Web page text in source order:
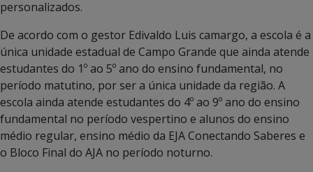
personalizados.
De acordo com o gestor Edivaldo Luis camargo, a escola é a
única unidade estadual de Campo Grande que ainda atende
estudantes do 1º ao 5º ano do ensino fundamental, no
período matutino, por ser a única unidade da região. A
escola ainda atende estudantes do 4º ao 9º ano do ensino
fundamental no período vespertino e alunos do ensino
médio regular, ensino médio da EJA Conectando Saberes e
o Bloco Final do AJA no período noturno.